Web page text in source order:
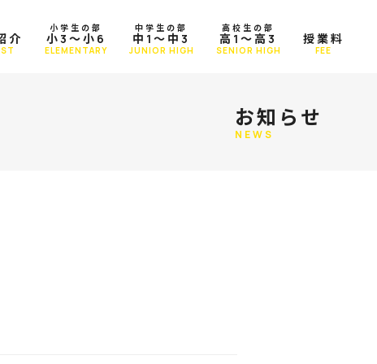
介
小学生の部
小3～小6
ELEMENTARY
中学生の部
中1～中3
JUNIOR HIGH
高校生の部
高1～高3
SENIOR HIGH
授業料
FEE
お知らせ
NEWS